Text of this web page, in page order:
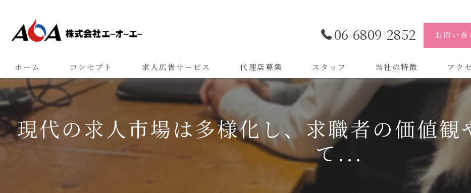
06-6809-2852 お問い合
ホーム コンセプト 求人広告サービス 代理店募集 スタッフ 当社の特徴
代理店
制作
アク
株式会
株式会
現代の求人市場は多様化し、求職者の価値観
て...